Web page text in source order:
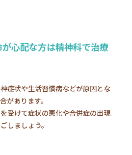
心配な方は精神科で治療
症状や生活習慣病などが原因とな
があります。
受けて症状の悪化や合併症の出現
しましょう。